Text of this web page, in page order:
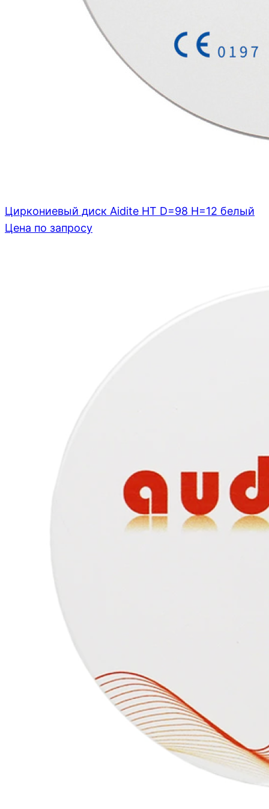
Циркониевый диск Aidite HT D=98 H=12 белый
Цена по запросу